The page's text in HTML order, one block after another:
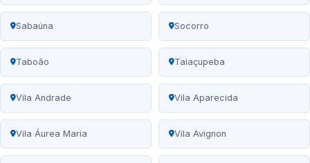
Sabaúna Socorro
Taboão Taiaçupeba
Vila Andrade Vila Aparecida
Vila Áurea Maria Vila Avignon